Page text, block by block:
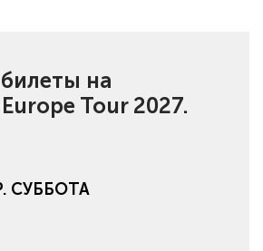
на
Tour 2027.
СУББОТА